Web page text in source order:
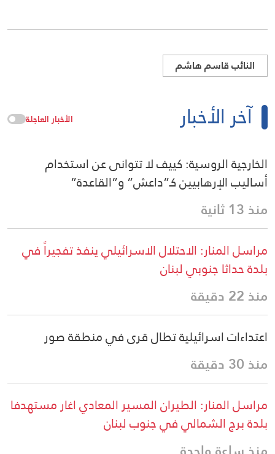
النائب قاسم هاشم
آخر الأخبار الأخبار العاجلة
الخارجية الروسية: كييف لا تتوانى عن استخدام
أساليب الإرهابيين كـ”داعش” و”القاعدة”
منذ 13 ثانية
مراسل المنار: الاحتلال الاسرائيلي ينفذ تفجيراً في
بلدة حداثا جنوبي لبنان
منذ 22 دقيقة
اعتداءات اسرائيلية تطال قرى في منطقة صور
منذ 30 دقيقة
مراسل المنار: الطيران المسير المعادي اغار مستهدفا
بلدة برج الشمالي في جنوب لبنان